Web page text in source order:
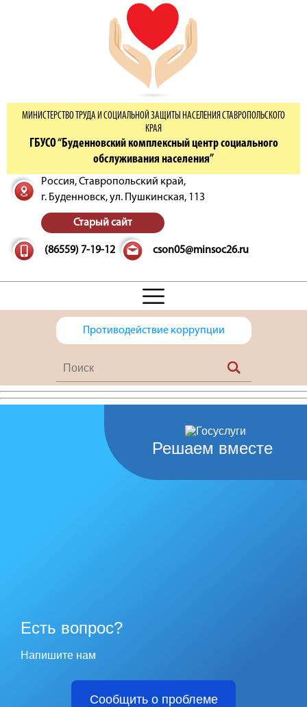
МИНИСТЕРСТВО ТРУДА И СОЦИАЛЬНОЙ ЗАЩИТЫ НАСЕЛЕНИЯ СТАВРОПОЛЬСКОГО
КРАЯ
ГБУСО “Буденновский комплексный центр социального
обслуживания населения”
Россия, Ставропольский край,
г. Буденновск,ул. Пушкинская, 113
Старый сайт
(86559) 7-19-12 cson05@minsoc26.ru
Противодействие коррупции
Решаем вместе
Есть вопрос?
Напишите нам
Сообщить о проблеме